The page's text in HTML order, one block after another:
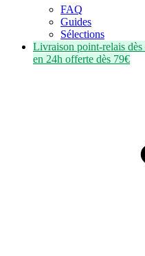
FAQ
Guides
Sélections
Livraison point-relais dès
en 24h offerte dès 79€